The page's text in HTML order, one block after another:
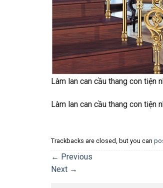
Làm lan can cầu thang con tiện
Làm lan can cầu thang con tiện
Trackbacks are closed, but you can
← Previous
Next →